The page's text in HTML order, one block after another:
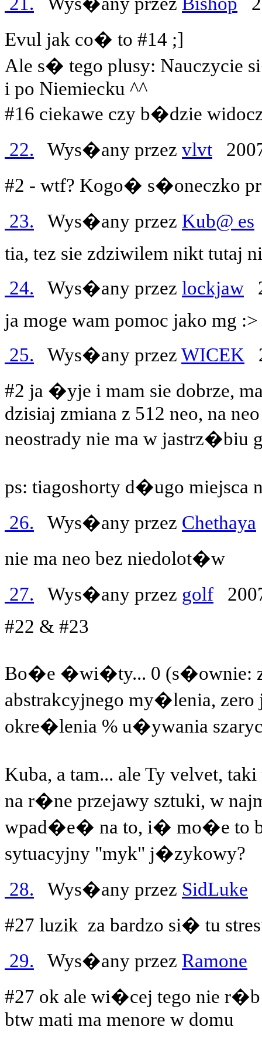
Evul jak co� to #14 ;]
Ale s� tego plusy:
i po Niemiecku ^^
#16 ciekawe czy b�dzie
22. Wys�any przez vlvt
#2 - wtf? Kogo� s�oneczko
23. Wys�any przez Kub@ es
tia, tez sie zdziwilem nikt tutaj
24. Wys�any przez lockjaw
ja moge wam pomoc jako mg :>
25. Wys�any przez WICEK
#2 ja �yje i mam sie dobrze,
dzisiaj zmiana z 512 neo, na
neostrady nie ma w jastrz�biu
ps: tiagoshorty d�ugo miejsca
26. Wys�any przez Chethaya
nie ma neo bez niedolot�w
27. Wys�any przez golf
#22 & #23
Bo�e �wi�ty... 0 (s�ownie:
abstrakcyjnego my�lenia,
okre�lenia % u�ywania
Kuba, a tam... ale Ty velvet,
na r�ne przejawy sztuki, w
wpad�e� na to, i� mo�e to
sytuacyjny "myk" j�zykowy?
28. Wys�any przez SidLuke
#27 luzik za bardzo si� tu
29. Wys�any przez Ramone
#27 ok ale wi�cej tego nie r�b
btw mati ma menore w domu